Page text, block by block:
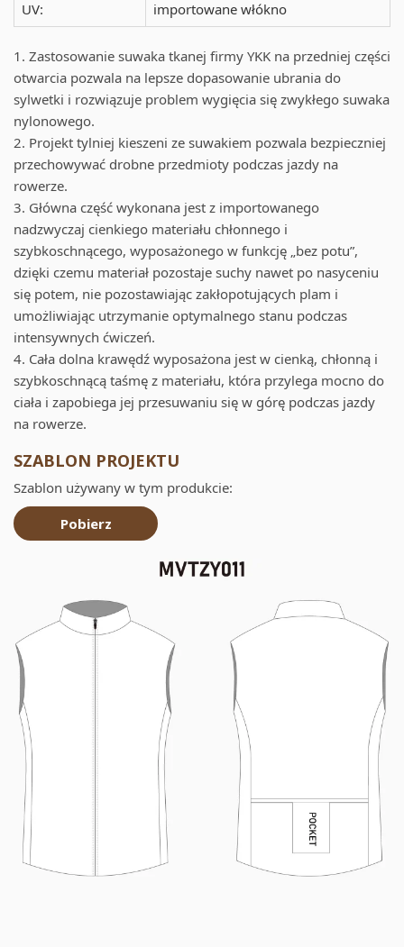
UV:
importowane włókno
1. Zastosowanie suwaka tkanej firmy YKK na przedniej części
otwarcia pozwala na lepsze dopasowanie ubrania do
sylwetki i rozwiązuje problem wygięcia się zwykłego suwaka
nylonowego.
2. Projekt tylniej kieszeni ze suwakiem pozwala bezpieczniej
przechowywać drobne przedmioty podczas jazdy na
rowerze.
3. Główna część wykonana jest z importowanego
nadzwyczaj cienkiego materiału chłonnego i
szybkoschnącego, wyposażonego w funkcję „bez potu”,
dzięki czemu materiał pozostaje suchy nawet po nasyceniu
się potem, nie pozostawiając zakłopotujących plam i
umożliwiając utrzymanie optymalnego stanu podczas
intensywnych ćwiczeń.
4. Cała dolna krawędź wyposażona jest w cienką, chłonną i
szybkoschnącą taśmę z materiału, która przylega mocno do
ciała i zapobiega jej przesuwaniu się w górę podczas jazdy
na rowerze.
SZABLON PROJEKTU
Szablon używany w tym produkcie:
Pobierz